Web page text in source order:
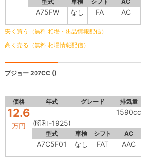
型式 車検 シフト AC
A75FW なし FA AC
安く買う（無料 相場・出品情報配信）
高く売る（無料 相場情報配信）
プジョー 207CC ()
価格 年式 グレード 排気量
12.6
万円 (昭和-1925)
1590cc
型式 車検 シフト AC
A7C5F01 なし FAT AAC